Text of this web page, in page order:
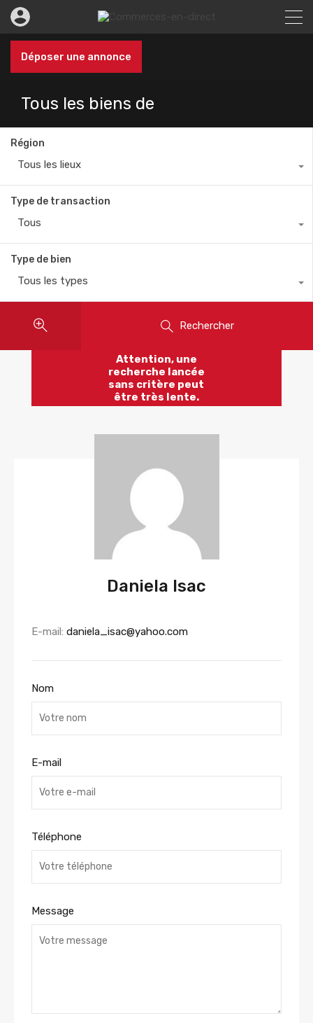
Déposer une annonce
Tous les biens de
Région
Tous les lieux
Type de transaction
Tous
Type de bien
Tous les types
Rechercher
Attention, une
recherche lancée
sans critère peut
être très lente.
Daniela Isac
E-mail: daniela_isac@yahoo.com
Nom
E-mail
Téléphone
Message